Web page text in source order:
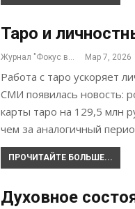
Таро и
Журнал "Фокус внимания" Мар 7, 2026
Работа с таро ускоряет
СМИ появилась новость:
карты таро на 129,5 млн
чем за аналогичный
ПРОЧИТАЙТЕ БОЛЬШЕ...
Духовное